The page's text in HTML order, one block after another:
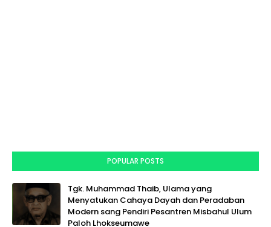
POPULAR POSTS
Tgk. Muhammad Thaib, Ulama yang
Menyatukan Cahaya Dayah dan Peradaban
Modern sang Pendiri Pesantren Misbahul Ulum
Paloh Lhokseumawe